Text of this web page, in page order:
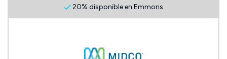
20% disponible en Emmons